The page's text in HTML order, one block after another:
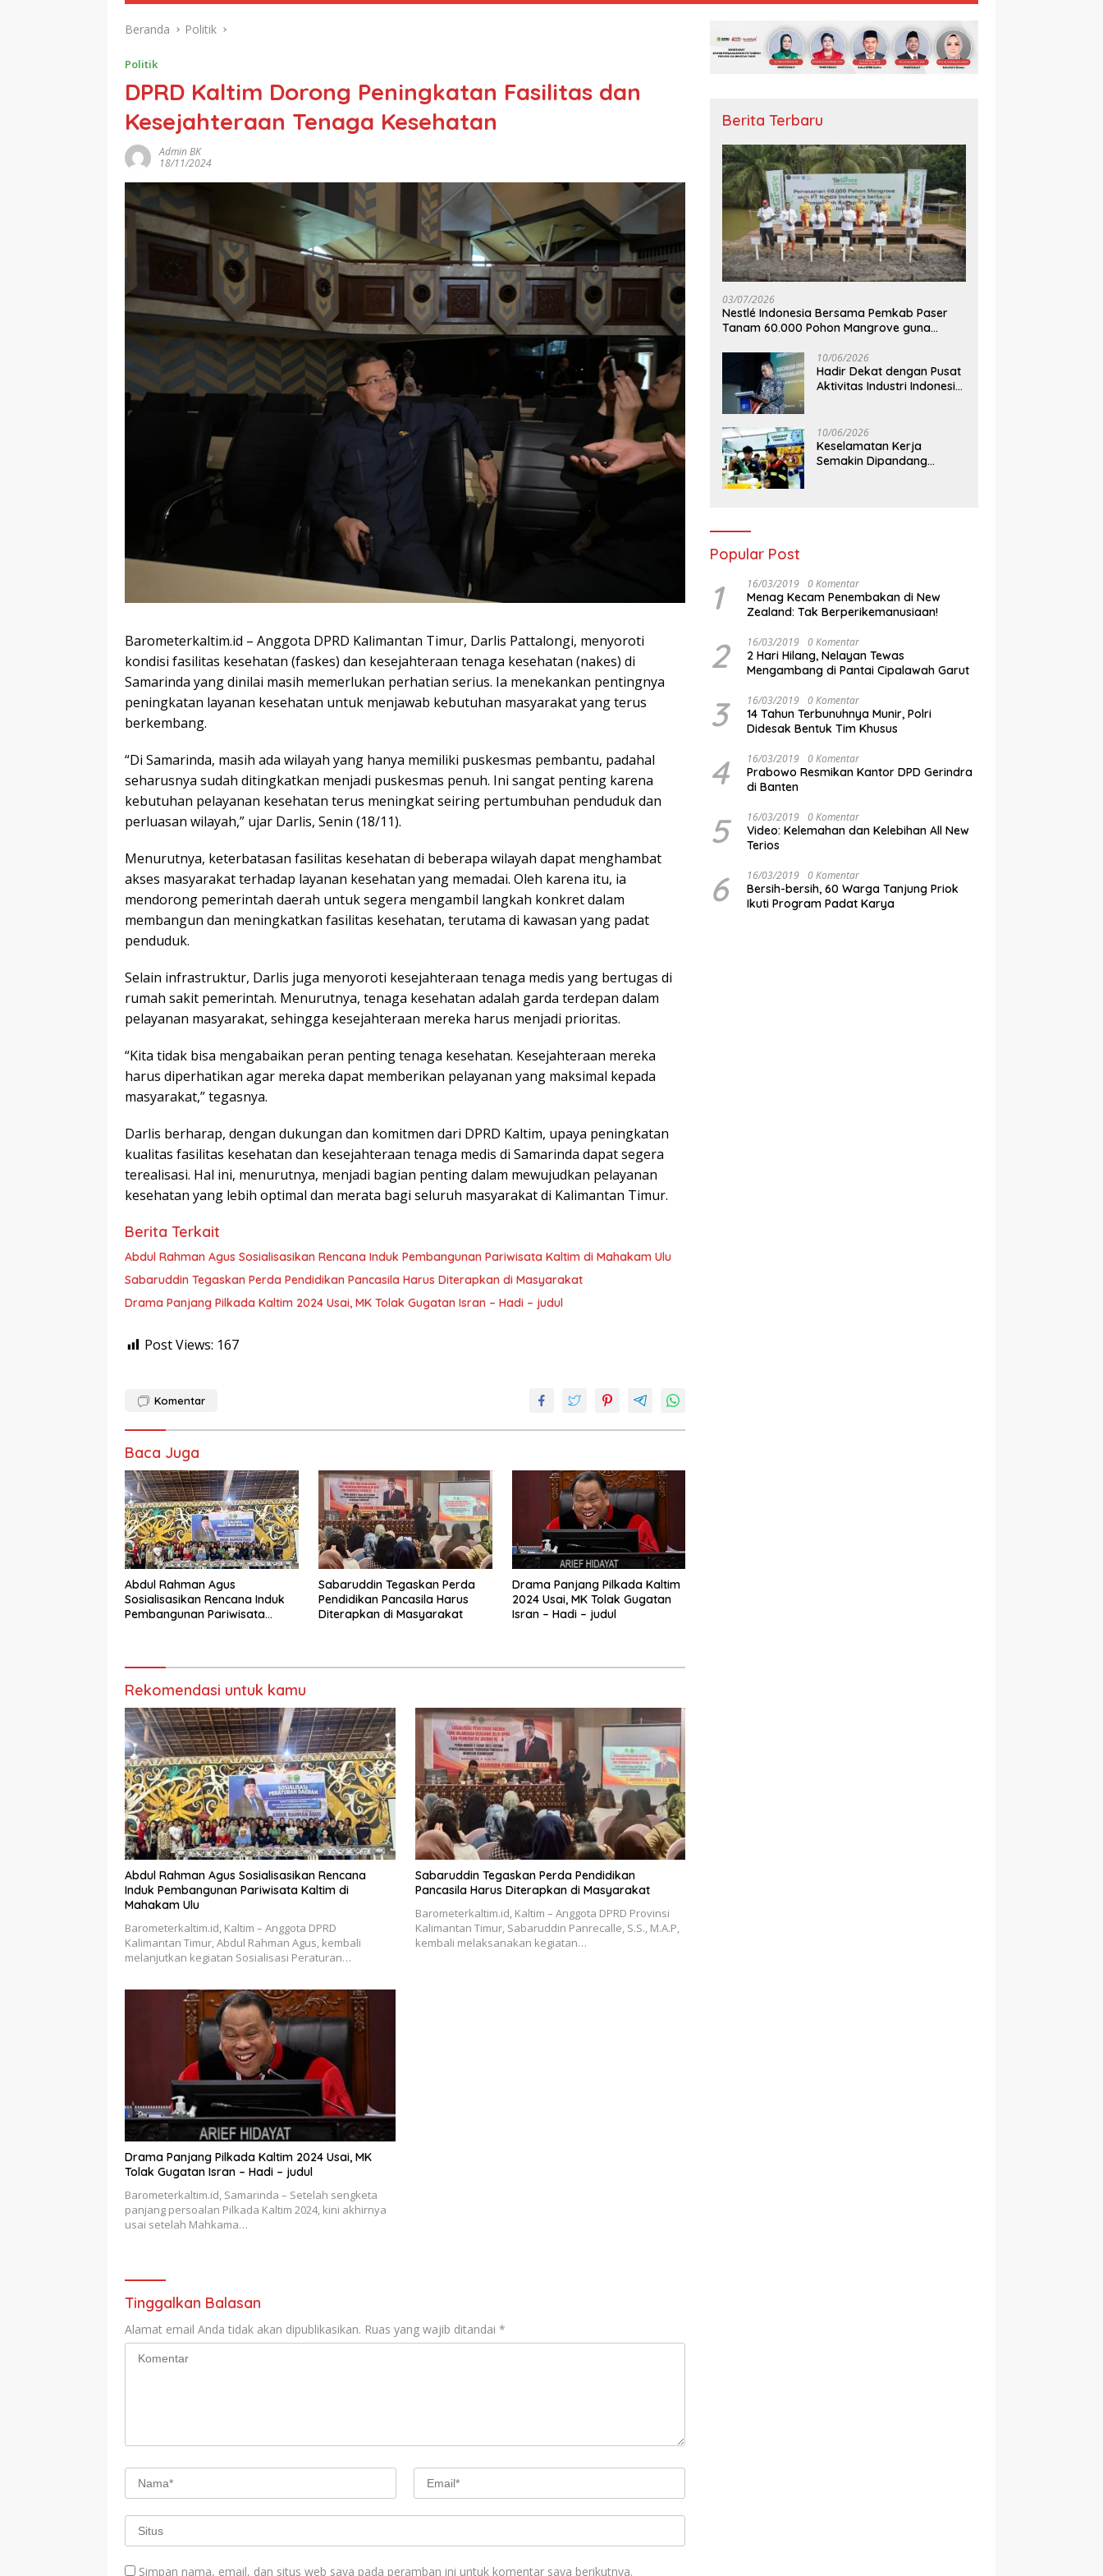
Beranda Politik
Politik
DPRD Kaltim Dorong Peningkatan Fasilitas dan
Kesejahteraan Tenaga Kesehatan
Admin BK
18/11/2024
Barometerkaltim.id – Anggota DPRD Kalimantan Timur, Darlis Pattalongi, menyoroti
kondisi fasilitas kesehatan (faskes) dan kesejahteraan tenaga kesehatan (nakes) di
Samarinda yang dinilai masih memerlukan perhatian serius. Ia menekankan pentingnya
peningkatan layanan kesehatan untuk menjawab kebutuhan masyarakat yang terus
berkembang.
“Di Samarinda, masih ada wilayah yang hanya memiliki puskesmas pembantu, padahal
seharusnya sudah ditingkatkan menjadi puskesmas penuh. Ini sangat penting karena
kebutuhan pelayanan kesehatan terus meningkat seiring pertumbuhan penduduk dan
perluasan wilayah,” ujar Darlis, Senin (18/11).
Menurutnya, keterbatasan fasilitas kesehatan di beberapa wilayah dapat menghambat
akses masyarakat terhadap layanan kesehatan yang memadai. Oleh karena itu, ia
mendorong pemerintah daerah untuk segera mengambil langkah konkret dalam
membangun dan meningkatkan fasilitas kesehatan, terutama di kawasan yang padat
penduduk.
Selain infrastruktur, Darlis juga menyoroti kesejahteraan tenaga medis yang bertugas di
rumah sakit pemerintah. Menurutnya, tenaga kesehatan adalah garda terdepan dalam
pelayanan masyarakat, sehingga kesejahteraan mereka harus menjadi prioritas.
“Kita tidak bisa mengabaikan peran penting tenaga kesehatan. Kesejahteraan mereka
harus diperhatikan agar mereka dapat memberikan pelayanan yang maksimal kepada
masyarakat,” tegasnya.
Darlis berharap, dengan dukungan dan komitmen dari DPRD Kaltim, upaya peningkatan
kualitas fasilitas kesehatan dan kesejahteraan tenaga medis di Samarinda dapat segera
terealisasi. Hal ini, menurutnya, menjadi bagian penting dalam mewujudkan pelayanan
kesehatan yang lebih optimal dan merata bagi seluruh masyarakat di Kalimantan Timur.
Berita Terkait
Abdul Rahman Agus Sosialisasikan Rencana Induk Pembangunan Pariwisata Kaltim di Mahakam Ulu
Sabaruddin Tegaskan Perda Pendidikan Pancasila Harus Diterapkan di Masyarakat
Drama Panjang Pilkada Kaltim 2024 Usai, MK Tolak Gugatan Isran – Hadi – judul
Post Views: 167
Komentar
Baca Juga
Abdul Rahman Agus
Sosialisasikan Rencana Induk
Pembangunan Pariwisata
Sabaruddin Tegaskan Perda
Pendidikan Pancasila Harus
Diterapkan di Masyarakat
Drama Panjang Pilkada Kaltim
2024 Usai, MK Tolak Gugatan
Isran – Hadi – judul
Rekomendasi untuk kamu
Abdul Rahman Agus Sosialisasikan Rencana
Induk Pembangunan Pariwisata Kaltim di
Mahakam Ulu
Barometerkaltim.id, Kaltim – Anggota DPRD
Kalimantan Timur, Abdul Rahman Agus, kembali
melanjutkan kegiatan Sosialisasi Peraturan…
Sabaruddin Tegaskan Perda Pendidikan
Pancasila Harus Diterapkan di Masyarakat
Barometerkaltim.id, Kaltim – Anggota DPRD Provinsi
Kalimantan Timur, Sabaruddin Panrecalle, S.S., M.A.P,
kembali melaksanakan kegiatan…
Drama Panjang Pilkada Kaltim 2024 Usai, MK
Tolak Gugatan Isran – Hadi – judul
Barometerkaltim.id, Samarinda – Setelah sengketa
panjang persoalan Pilkada Kaltim 2024, kini akhirnya
usai setelah Mahkama…
Tinggalkan Balasan
Alamat email Anda tidak akan dipublikasikan. Ruas yang wajib ditandai *
Simpan nama, email, dan situs web saya pada peramban ini untuk komentar saya berikutnya.
Berita Terbaru
03/07/2026
Nestlé Indonesia Bersama Pemkab Paser
Tanam 60.000 Pohon Mangrove guna
10/06/2026
Hadir Dekat dengan Pusat
Aktivitas Industri Indonesia
Balikpapan
10/06/2026
Keselamatan Kerja
Semakin Dipandang
Popular Post
1 16/03/2019 0 Komentar
Menag Kecam Penembakan di New
Zealand: Tak Berperikemanusiaan!
2 16/03/2019 0 Komentar
2 Hari Hilang, Nelayan Tewas
Mengambang di Pantai Cipalawah Garut
3 16/03/2019 0 Komentar
14 Tahun Terbunuhnya Munir, Polri
Didesak Bentuk Tim Khusus
4 16/03/2019 0 Komentar
Prabowo Resmikan Kantor DPD Gerindra
di Banten
5 16/03/2019 0 Komentar
Video: Kelemahan dan Kelebihan All New
Terios
6 16/03/2019 0 Komentar
Bersih-bersih, 60 Warga Tanjung Priok
Ikuti Program Padat Karya